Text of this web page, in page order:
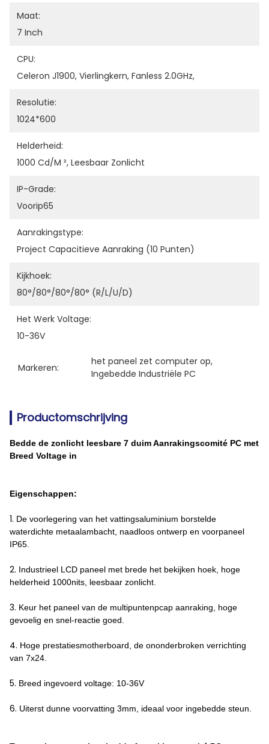
Maat:
7 Inch
CPU:
Celeron J1900, Vierlingkern, Fanless 2.0GHz,
Resolutie:
1024*600
Helderheid:
1000 Cd/m ², Leesbaar Zonlicht
IP-Grade:
Voorip65
Aanrakingstype:
Project Capacitieve Aanraking (10 Punten)
Kijkhoek:
80°/80°/80°/80° (R/L/U/D)
Het Werk Voltage:
10-36V
Markeren:
het paneel zet computer op,
Ingebedde Industriële PC
Productomschrijving
Bedde de zonlicht leesbare 7 duim Aanrakingscomité PC met
Breed Voltage in
Eigenschappen:
1. De voorlegering van het vattingsaluminium borstelde
waterdichte metaalambacht, naadloos ontwerp en voorpaneel
IP65.
2. Industrieel LCD paneel met brede het bekijken hoek, hoge
helderheid 1000nits, leesbaar zonlicht.
3. Keur het paneel van de multipuntenpcap aanraking, hoge
gevoelig en snel-reactie goed.
4. Hoge prestatiesmotherboard, de ononderbroken verrichting
van 7x24.
5. Breed ingevoerd voltage: 10-36V
6. Uiterst dunne voorvatting 3mm, ideaal voor ingebedde steun.